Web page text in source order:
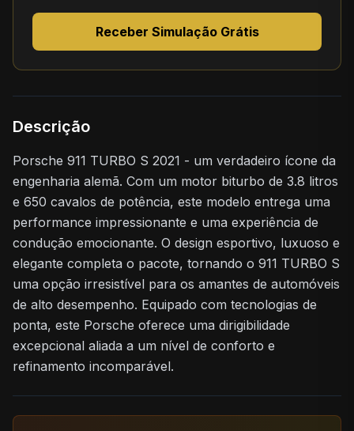
Receber Simulação Grátis
Descrição
Porsche 911 TURBO S 2021 - um verdadeiro ícone da
engenharia alemã. Com um motor biturbo de 3.8 litros
e 650 cavalos de potência, este modelo entrega uma
performance impressionante e uma experiência de
condução emocionante. O design esportivo, luxuoso e
elegante completa o pacote, tornando o 911 TURBO S
uma opção irresistível para os amantes de automóveis
de alto desempenho. Equipado com tecnologias de
ponta, este Porsche oferece uma dirigibilidade
excepcional aliada a um nível de conforto e
refinamento incomparável.